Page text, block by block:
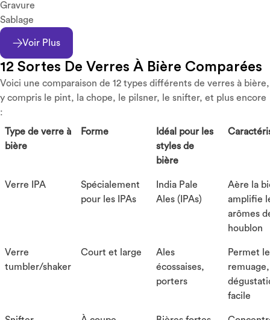
Gravure
Sablage
Voir Plus
12 Sortes De Verres À Bière Comparées
Voici une comparaison de 12 types différents de verres à bière,
y compris le pint, la chope, le pilsner, le snifter, et plus encore
:
Type de verre à
bière
Forme
Idéal pour les
styles de
bière
Verre IPA
Spécialement
pour les IPAs
India Pale
Ales (IPAs)
Aère la
amplifie
arômes
houblon
Verre
tumbler/shaker
Court et large
Ales
écossaises,
porters
Permet le
remuage,
facile